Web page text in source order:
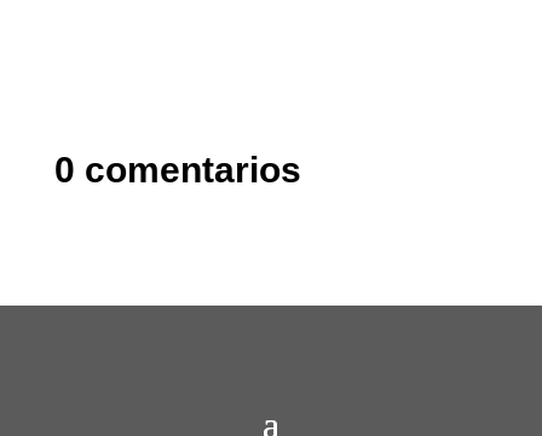
0 comentarios